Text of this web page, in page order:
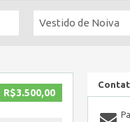
Vestido de Noiva
R$3.500,00